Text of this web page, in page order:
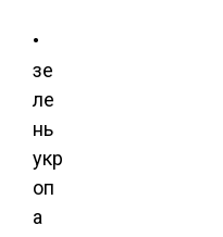
•
зе
ле
нь
укр
оп
а